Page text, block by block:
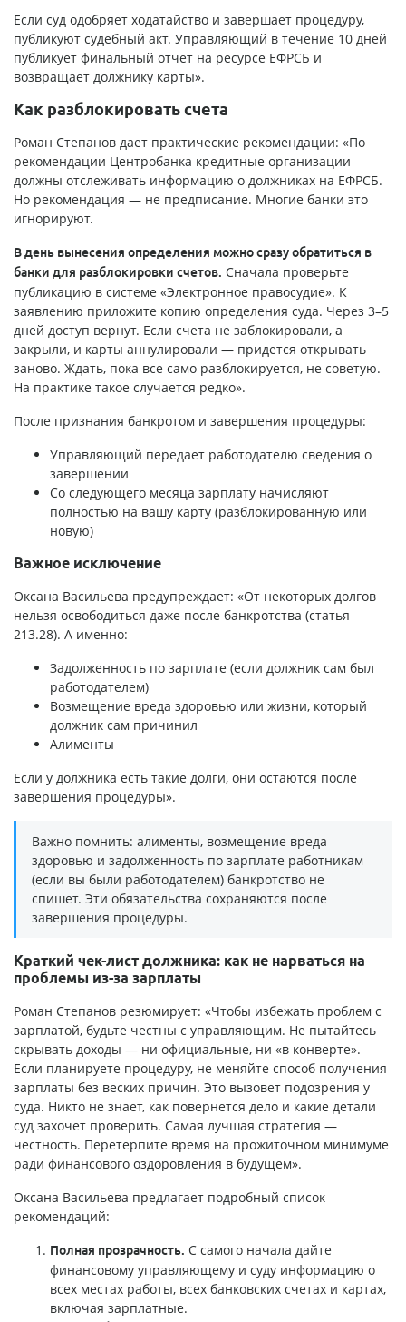
Если суд одобряет ходатайство и завершает процедуру,
публикуют судебный акт. Управляющий в течение 10 дней
публикует финальный отчет на ресурсе ЕФРСБ и
возвращает должнику карты».
Как разблокировать счета
Роман Степанов дает практические рекомендации: «По
рекомендации Центробанка кредитные организации
должны отслеживать информацию о должниках на ЕФРСБ.
Но рекомендация — не предписание. Многие банки это
игнорируют.
В день вынесения определения можно сразу обратиться в
банки для разблокировки счетов. Сначала проверьте
публикацию в системе «Электронное правосудие». К
заявлению приложите копию определения суда. Через 3–5
дней доступ вернут. Если счета не заблокировали, а
закрыли, и карты аннулировали — придется открывать
заново. Ждать, пока все само разблокируется, не советую.
На практике такое случается редко».
После признания банкротом и завершения процедуры:
Управляющий передает работодателю сведения о
завершении
Со следующего месяца зарплату начисляют
полностью на вашу карту (разблокированную или
новую)
Важное исключение
Оксана Васильева предупреждает: «От некоторых долгов
нельзя освободиться даже после банкротства (статья
213.28). А именно:
Задолженность по зарплате (если должник сам был
работодателем)
Возмещение вреда здоровью или жизни, который
должник сам причинил
Алименты
Если у должника есть такие долги, они остаются после
завершения процедуры».
Важно помнить: алименты, возмещение вреда
здоровью и задолженность по зарплате работникам
(если вы были работодателем) банкротство не
спишет. Эти обязательства сохраняются после
завершения процедуры.
Краткий чек-лист должника: как не нарваться на
проблемы из-за зарплаты
Роман Степанов резюмирует: «Чтобы избежать проблем с
зарплатой, будьте честны с управляющим. Не пытайтесь
скрывать доходы — ни официальные, ни «в конверте».
Если планируете процедуру, не меняйте способ получения
зарплаты без веских причин. Это вызовет подозрения у
суда. Никто не знает, как повернется дело и какие детали
суд захочет проверить. Самая лучшая стратегия —
честность. Перетерпите время на прожиточном минимуме
ради финансового оздоровления в будущем».
Оксана Васильева предлагает подробный список
рекомендаций:
Полная прозрачность. С самого начала дайте
финансовому управляющему и суду информацию о
всех местах работы, всех банковских счетах и картах,
включая зарплатные.